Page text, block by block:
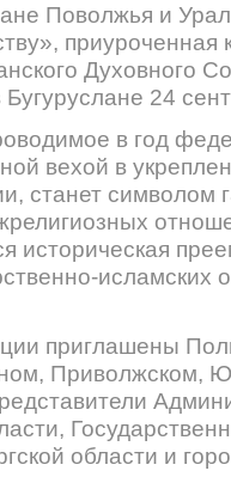
Поволжья и
приуроченная
Духовного
24
в год
вехой в
станет символом
историческая
исламских
приглашены
Приволжском,
области и